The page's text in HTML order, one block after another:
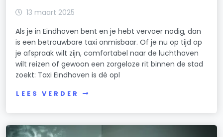
13 maart 2025
Als je in Eindhoven bent en je hebt vervoer nodig, dan
is een betrouwbare taxi onmisbaar. Of je nu op tijd op
je afspraak wilt zijn, comfortabel naar de luchthaven
wilt reizen of gewoon een zorgeloze rit binnen de stad
zoekt: Taxi Eindhoven is dé opl
LEES VERDER